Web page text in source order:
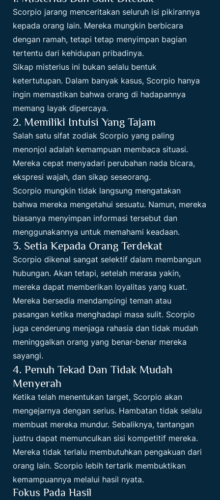
Scorpio jarang menceritakan seluruh isi pikirannya
kepada orang lain. Mereka mungkin berbicara
dengan ramah, tetapi tetap menyimpan bagian
tertentu dari kehidupan pribadinya.
Sikap misterius ini bukan selalu bentuk
ketertutupan. Dalam banyak kasus, Scorpio hanya
ingin memastikan bahwa orang di hadapannya
memang layak dipercaya.
2. Memiliki Intuisi Yang Tajam
Salah satu sifat zodiak Scorpio yang paling
menonjol adalah kemampuan membaca situasi.
Mereka cepat menyadari perubahan nada bicara,
ekspresi wajah, dan sikap seseorang.
Scorpio mungkin tidak langsung mengatakan
bahwa mereka mengetahui sesuatu. Namun, mereka
biasanya menyimpan informasi tersebut dan
menggunakannya untuk memahami keadaan.
3. Setia Kepada Orang Terdekat
Scorpio dikenal sangat selektif dalam membangun
hubungan. Akan tetapi, setelah merasa yakin,
mereka dapat memberikan loyalitas yang kuat.
Mereka bersedia mendampingi teman atau
pasangan ketika menghadapi masa sulit. Scorpio
juga cenderung menjaga rahasia dan tidak mudah
meninggalkan orang yang benar-benar mereka
sayangi.
4. Penuh Tekad Dan Tidak Mudah
Menyerah
Ketika telah menentukan target, Scorpio akan
mengejarnya dengan serius. Hambatan tidak selalu
membuat mereka mundur. Sebaliknya, tantangan
justru dapat memunculkan sisi kompetitif mereka.
Mereka tidak terlalu membutuhkan pengakuan dari
orang lain. Scorpio lebih tertarik membuktikan
kemampuannya melalui hasil nyata.
Fokus Pada Hasil